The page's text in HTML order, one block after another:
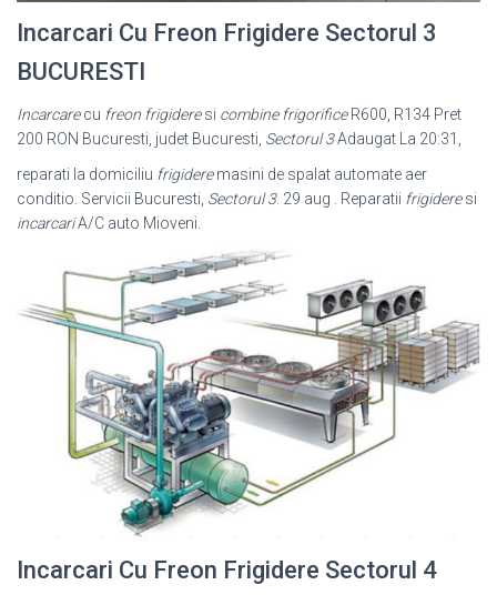
Incarcari Cu Freon Frigidere Sectorul 3
BUCURESTI
Incarcarecu freon frigideresi combine frigorificeR600, R134 Pret
200 RON Bucuresti, judet Bucuresti, Sectorul 3Adaugat La 20:31,
reparati la domiciliu frigideremasini de spalat automate aer
conditio. Servicii Bucuresti, Sectorul 3. 29 aug . Reparatii frigideresi
incarcariA/C auto Mioveni.
Incarcari Cu Freon Frigidere Sectorul 4